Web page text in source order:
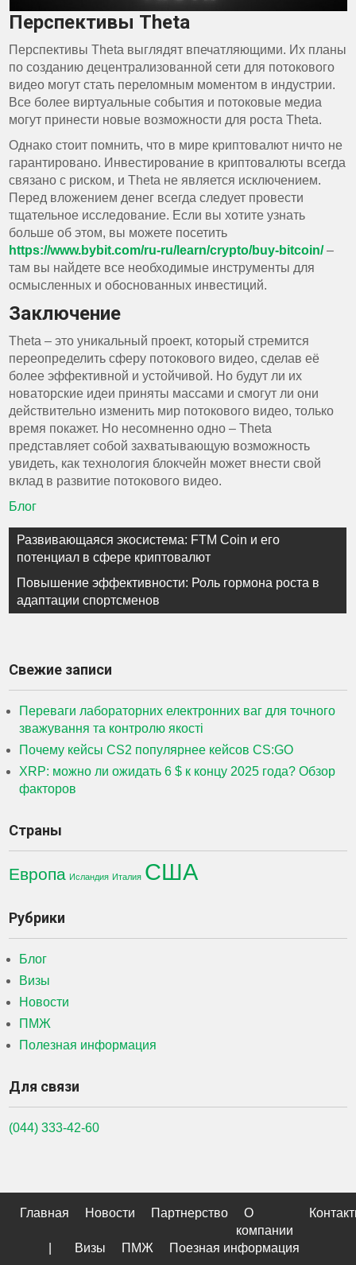
Перспективы Theta
Перспективы Theta выглядят впечатляющими. Их планы
по созданию децентрализованной сети для потокового
видео могут стать переломным моментом в индустрии.
Все более виртуальные события и потоковые медиа
могут принести новые возможности для роста Theta.
Однако стоит помнить, что в мире криптовалют ничто не
гарантировано. Инвестирование в криптовалюты всегда
связано с риском, и Theta не является исключением.
Перед вложением денег всегда следует провести
тщательное исследование. Если вы хотите узнать
больше об этом, вы можете посетить
https://www.bybit.com/ru-ru/learn/crypto/buy-bitcoin/–
там вы найдете все необходимые инструменты для
осмысленных и обоснованных инвестиций.
Заключение
Theta – это уникальный проект, который стремится
переопределить сферу потокового видео, сделав её
более эффективной и устойчивой. Но будут ли их
новаторские идеи приняты массами и смогут ли они
действительно изменить мир потокового видео, только
время покажет. Но несомненно одно – Theta
представляет собой захватывающую возможность
увидеть, как технология блокчейн может внести свой
вклад в развитие потокового видео.
Блог
Навигация
по
записям
Развивающаяся экосистема: FTM Coin и его
потенциал в сфере криптовалют
Повышение эффективности: Роль гормона роста в
адаптации спортсменов
Свежие записи
Переваги лабораторних електронних ваг для точного
зважування та контролю якості
Почему кейсы CS2 популярнее кейсов CS:GO
XRP: можно ли ожидать 6 $ к концу 2025 года? Обзор
факторов
Страны
Европа Исландия Италия США
Рубрики
Блог
Визы
Новости
ПМЖ
Полезная информация
Для связи
(044) 333-42-60
Главная Новости Партнерство
О
компании
Визы ПМЖ Поезная информация